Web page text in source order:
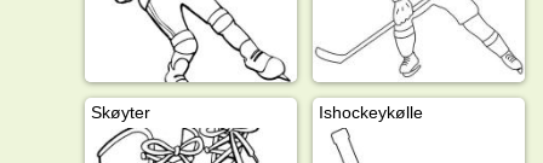
Skøyter Ishockeykølle